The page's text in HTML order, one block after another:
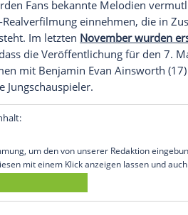
und einem Kinofilm
ausgelegten Welt
Vorlage und zur
Genres und Entwickler.
es um moderne Action-
Rollenspiel betrachten.
und Referenzen lassen sich
beeinflusste Miyamoto.
In Cosplays feiern Fans